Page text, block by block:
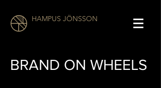
HAMPUS JÖNSSON
BRAND ON WHEELS